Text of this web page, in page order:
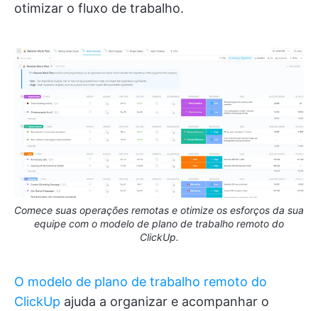
otimizar o fluxo de trabalho.
Comece suas operações remotas e otimize os esforços da sua
equipe com o modelo de plano de trabalho remoto do
ClickUp.
O modelo de plano de trabalho remoto do
ClickUp ajuda a organizar e acompanhar o